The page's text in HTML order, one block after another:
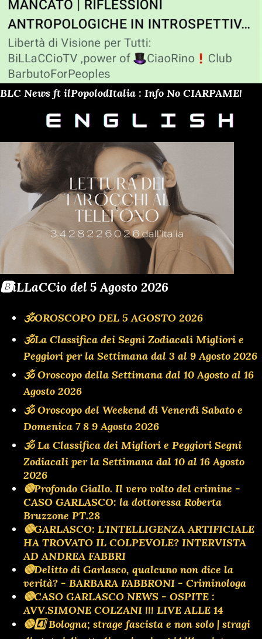
BLC News ft ilPopolodItalia : Info No CIARPAME!
🅱️iLLaCCio del 5 Agosto 2026
🕉OROSCOPO DEL 5 AGOSTO 2026
🕉La Classifica dei Segni Zodiacali Migliori e
Peggiori per la Settimana dal 3 al 9 Agosto 2026
🕉 Oroscopo della Settimana dal 10 Agosto al 16
Agosto 2026
🕉 Oroscopo del Weekend di Venerdì Sabato e
Domenica 7 8 9 Agosto 2026
🕉 La Classifica dei Migliori e Peggiori Segni
Zodiacali per la Settimana dal 10 al 16 Agosto
2026
🔴Profondo Giallo. Il vero volto del crimine -
CASO GARLASCO: la dottoressa Roberta
Bruzzone PT.28
🔴GARLASCO: L'INTELLIGENZA ARTIFICIALE
HA TROVATO IL COLPEVOLE? INTERVISTA
AD ANDREA FABBRI
🔴Delitto di Garlasco, qualcuno non dice la
verità? - BARBARA FABBRONI - Criminologa
🔴CASO GARLASCO NEWS - OSPITE :
AVV.SIMONE COLZANI !!! LIVE ALLE 14
🔴4️⃣ Bologna; strage fascista e non solo | stragi